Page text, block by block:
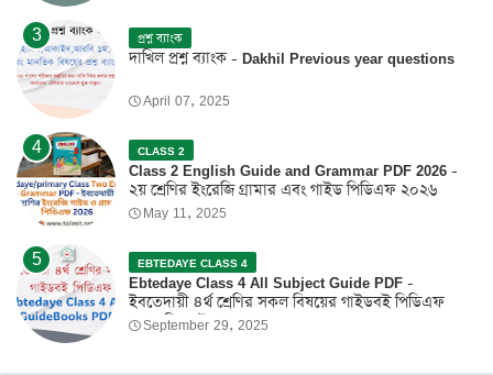
প্রশ্ন ব্যাংক
দাখিল প্রশ্ন ব্যাংক - Dakhil Previous year questions
April 07, 2025
CLASS 2
Class 2 English Guide and Grammar PDF 2026 -
২য় শ্রেণির ইংরেজি গ্রামার এবং গাইড পিডিএফ ২০২৬
May 11, 2025
EBTEDAYE CLASS 4
Ebtedaye Class 4 All Subject Guide PDF -
ইবতেদায়ী ৪র্থ শ্রেণির সকল বিষয়ের গাইডবই পিডিএফ
2026 ফ্রি ডাউনলোড
September 29, 2025